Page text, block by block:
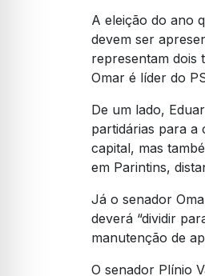
A eleição do ano
devem ser
representam dois
Omar é líder do
De um lado,
partidárias para a
capital, mas
em Parintins,
Já o senador
deverá “dividir
manutenção de
O senador Plínio